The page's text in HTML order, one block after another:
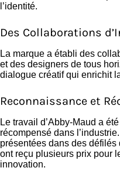
l’identité.
Des Collaborations
La marque a établi des
et des designers de tous
dialogue créatif qui enrichit
Reconnaissance et
Le travail d’Abby-Maud a
récompensé dans
présentées dans des
ont reçu plusieurs prix pour
innovation.